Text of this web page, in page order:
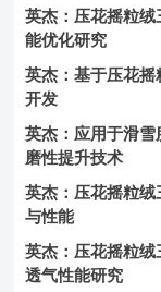
英杰：压花摇粒
能优化研究
英杰：基于压花
开发
英杰：应用于滑
磨性提升技术
英杰：压花摇粒
与性能
英杰：压花摇粒
透气性能研究